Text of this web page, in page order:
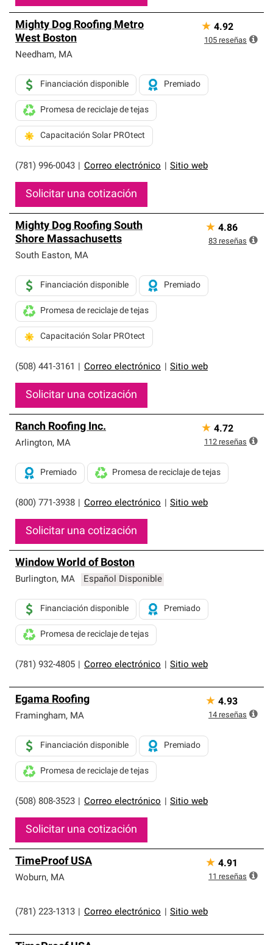
Mighty Dog Roofing Metro
West Boston
Needham, MA
(781) 996-0043 Correo electrónico Sitio web
Financiación disponible Premiado
Promesa de reciclaje de tejas
Capacitación Solar PROtect
Solicitar una cotización
★ 4.92
105 reseñas
Mighty Dog Roofing South
Shore Massachusetts
South Easton, MA
(508) 441-3161 Correo electrónico Sitio web
Financiación disponible Premiado
Promesa de reciclaje de tejas
Capacitación Solar PROtect
Solicitar una cotización
★ 4.86
83 reseñas
Ranch Roofing Inc.
Arlington, MA
(800) 771-3938 Correo electrónico Sitio web
Premiado Promesa de reciclaje de tejas
Solicitar una cotización
★ 4.72
112 reseñas
Window World of Boston
Burlington, MA Español Disponible
(781) 932-4805 Correo electrónico Sitio web
Financiación disponible Premiado
Promesa de reciclaje de tejas
Egama Roofing
Framingham, MA
(508) 808-3523 Correo electrónico Sitio web
Financiación disponible Premiado
Promesa de reciclaje de tejas
Solicitar una cotización
★ 4.93
14 reseñas
TimeProof USA
Woburn, MA
(781) 223-1313 Correo electrónico Sitio web
★ 4.91
11 reseñas